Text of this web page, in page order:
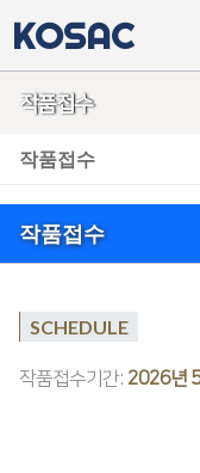
KOSAC
작품접수
작품접수
작품접수
SCHEDULE
작품접수기간: 2026년